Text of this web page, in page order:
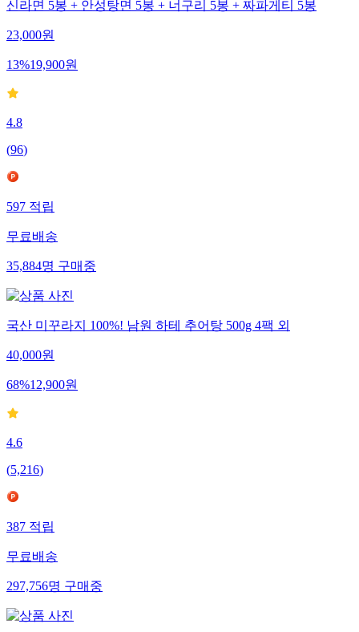
신라면 5봉 + 안성탕면 5봉 + 너구리 5봉 + 짜파게티 5봉
23,000원
13%19,900원
4.8
(96)
597적립
무료배송
35,884명구매중
국산 미꾸라지 100%! 남원 하테 추어탕 500g 4팩 외
40,000원
68%12,900원
4.6
(5,216)
387적립
무료배송
297,756명구매중